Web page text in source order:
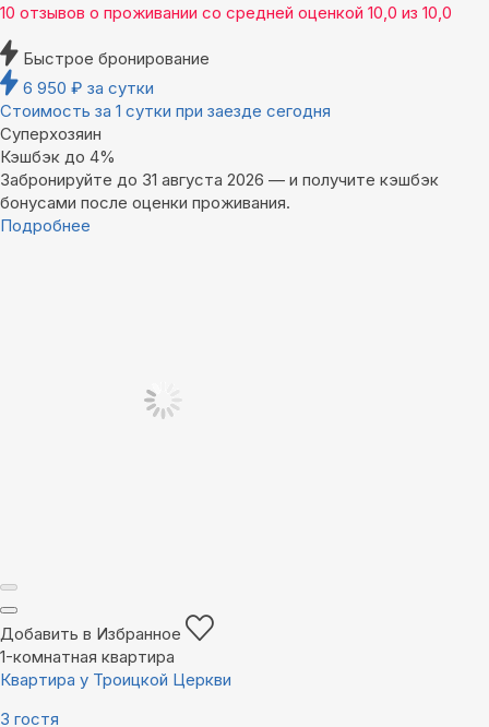
10 отзывов о проживании со средней оценкой 10,0 из 10,0
Быстрое бронирование
6 950 ₽ за сутки
Стоимость за 1 сутки при заезде сегодня
Суперхозяин
Кэшбэк до 4%
Забронируйте до 31 августа 2026 — и получите кэшбэк
бонусами после оценки проживания.
Подробнее
Добавить в Избранное
1-комнатная квартира
Квартира у Троицкой Церкви
3 гостя